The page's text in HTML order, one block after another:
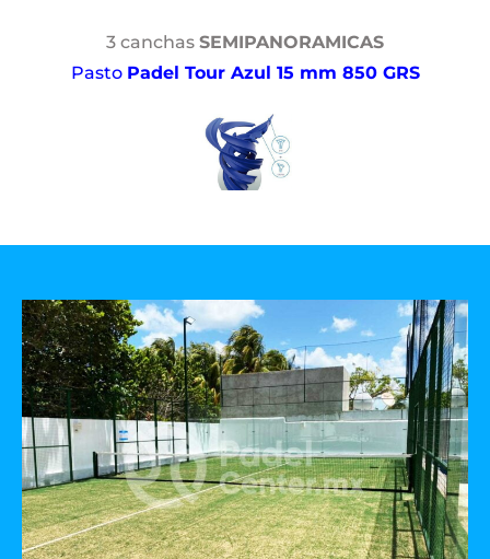
3 canchas SEMIPANORAMICAS
Pasto Padel Tour Azul 15 mm 850 GRS